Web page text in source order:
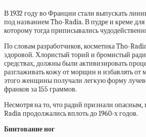
В 1932 году во Франции стали выпускать
под названием Tho-Radia. В пудре и креме
которому тогда приписывались
По словам разработчиков, косметика Tho-
здоровой. Хлористый торий и бромистый
средствах, должны были активизировать
разглаживать кожу от морщин и избавлять от
этого женщины получали легкую форму
франков за 155 граммов.
Несмотря на то, что радий признали
Radia продолжались вплоть до 1960-х годов.
Бинтование ног